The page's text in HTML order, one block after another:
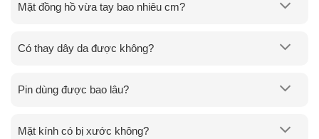
Mặt đồng hồ vừa tay bao nhiêu cm?
Có thay dây da được không?
Pin dùng được bao lâu?
Mặt kính có bị xước không?